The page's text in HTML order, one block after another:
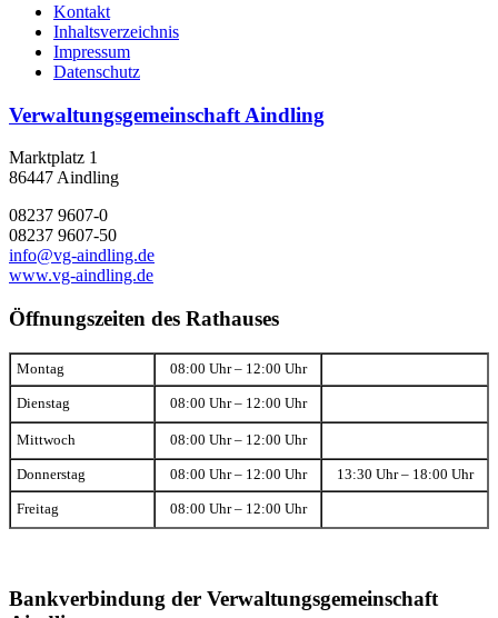
Kontakt
Inhaltsverzeichnis
Impressum
Datenschutz
Verwaltungsgemeinschaft Aindling
Marktplatz 1
86447 Aindling
08237 9607-0
08237 9607-50
info@vg-aindling.de
www.vg-aindling.de
Öffnungszeiten des Rathauses
Montag 08:00 Uhr – 12:00 Uhr
Dienstag 08:00 Uhr – 12:00 Uhr
Mittwoch 08:00 Uhr – 12:00 Uhr
Donnerstag 08:00 Uhr – 12:00 Uhr 13:30 Uhr – 18:00 Uhr
Freitag 08:00 Uhr – 12:00 Uhr
Bankverbindung der Verwaltungsgemeinschaft